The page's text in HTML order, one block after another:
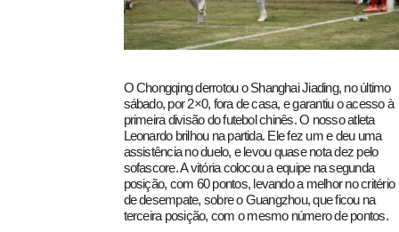
pecbol.com
O Chongqing derrotou o Shanghai Jiading, no último
sábado, por 2×0, fora de casa, e garantiu o acesso à
primeira divisão do futebol chinês. O nosso atleta
Leonardo brilhou na partida. Ele fez um e deu uma
assistência no duelo, e levou quase nota dez pelo
sofascore. A vitória colocou a equipe na segunda
posição, com 60 pontos, levando a melhor no critério
de desempate, sobre o Guangzhou, que ficou na
terceira posição, com o mesmo número de pontos.